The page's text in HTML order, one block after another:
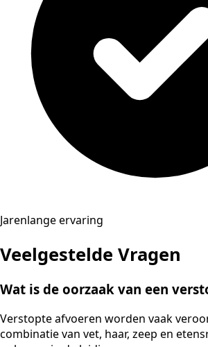
Jarenlange ervaring
Veelgestelde Vragen
Wat is de oorzaak van een
Verstopte afvoeren worden vaak
combinatie van vet, haar, zeep en